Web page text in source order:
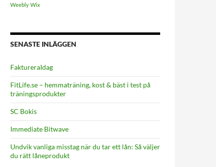
Weebly Wix
SENASTE INLÄGGEN
FaktureraIdag
FitLife.se – hemmaträning, kost & bäst i test på
träningsprodukter
SC Bokis
Immediate Bitwave
Undvik vanliga misstag när du tar ett lån: Så väljer
du rätt låneprodukt